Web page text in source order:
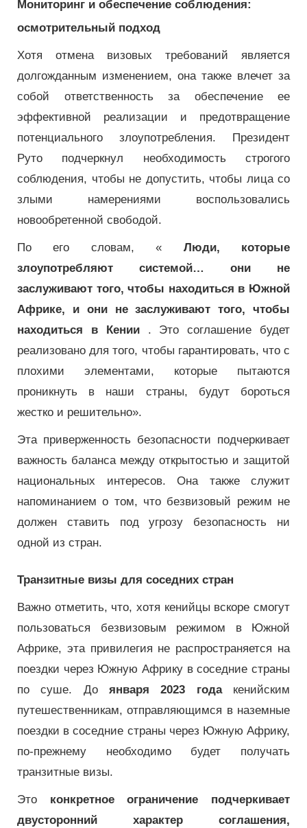
Мониторинг и обеспечение соблюдения:
осмотрительный подход
Хотя отмена визовых требований является
долгожданным изменением, она также влечет за
собой ответственность за обеспечение ее
эффективной реализации и предотвращение
потенциального злоупотребления. Президент
Руто подчеркнул необходимость строгого
соблюдения, чтобы не допустить, чтобы лица со
злыми намерениями воспользовались
новообретенной свободой.
По его словам, « Люди, которые
злоупотребляют системой… они не
заслуживают того, чтобы находиться в Южной
Африке, и они не заслуживают того, чтобы
находиться в Кении. Это соглашение будет
реализовано для того, чтобы гарантировать, что с
плохими элементами, которые пытаются
проникнуть в наши страны, будут бороться
жестко и решительно».
Эта приверженность безопасности подчеркивает
важность баланса между открытостью и защитой
национальных интересов. Она также служит
напоминанием о том, что безвизовый режим не
должен ставить под угрозу безопасность ни
одной из стран.
Транзитные визы для соседних стран
Важно отметить, что, хотя кенийцы вскоре смогут
пользоваться безвизовым режимом в Южной
Африке, эта привилегия не распространяется на
поездки через Южную Африку в соседние страны
по суше. До января 2023 годакенийским
путешественникам, отправляющимся в наземные
поездки в соседние страны через Южную Африку,
по-прежнему необходимо будет получать
транзитные визы.
Это конкретное ограничение подчеркивает
двусторонний характер соглашения,